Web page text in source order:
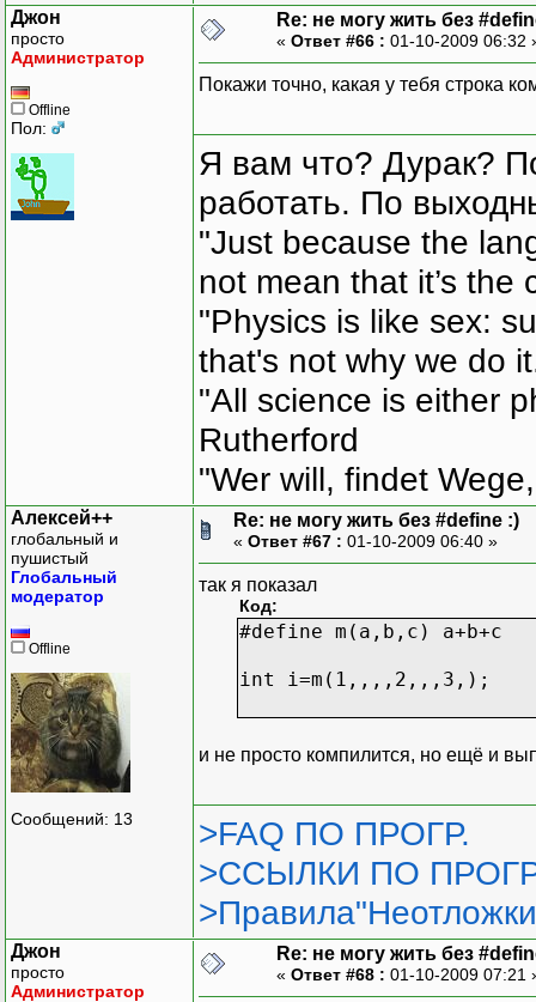
Джон
просто
Администратор
Offline
Пол:
Re: не могу жить без
« Ответ #66 : 01-10-2009 06:32
Покажи точно, какая у тебя строка
Я вам что? Дурак?
работать. По
"Just because the
not mean that it’s the
"Physics is like sex:
that's not why we do
"All science is either
Rutherford
"Wer will, findet
Алексей++
глобальный и
пушистый
Глобальный
модератор
Offline
Сообщений: 13
Re: не могу жить без #define :)
« Ответ #67 : 01-10-2009 06:40 »
так я показал
Код:
#define m(a,b,c) a+b+c
int i=m(1,,,,2,,,3,);
и не просто компилится, но ещё и
>FAQ ПО ПРОГР.
>ССЫЛКИ ПО
Джон
просто
Администратор
Re: не могу жить без
« Ответ #68 : 01-10-2009 07:21